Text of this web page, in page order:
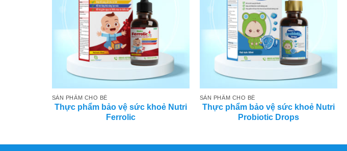
SẢN PHẨM CHO BÉ
Thực phẩm bảo vệ sức khoẻ Nutri
Ferrolic
SẢN PHẨM CHO BÉ
Thực phẩm bảo vệ sức khoẻ Nutri
Probiotic Drops